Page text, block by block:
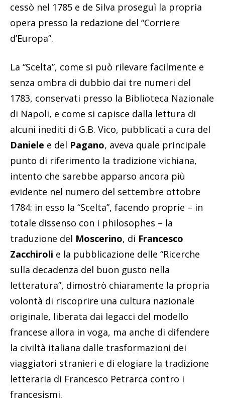
cessò nel 1785 e de Silva proseguì la propria
opera presso la redazione del “Corriere
d’Europa”.
La “Scelta”, come si può rilevare facilmente e
senza ombra di dubbio dai tre numeri del
1783, conservati presso la Biblioteca Nazionale
di Napoli, e come si capisce dalla lettura di
alcuni inediti di G.B. Vico, pubblicati a cura del
Daniele e del Pagano, aveva quale principale
punto di riferimento la tradizione vichiana,
intento che sarebbe apparso ancora più
evidente nel numero del settembre ottobre
1784: in esso la “Scelta”, facendo proprie – in
totale dissenso con i philosophes – la
traduzione del Moscerino, di Francesco
Zacchiroli e la pubblicazione delle “Ricerche
sulla decadenza del buon gusto nella
letteratura”, dimostrò chiaramente la propria
volontà di riscoprire una cultura nazionale
originale, liberata dai legacci del modello
francese allora in voga, ma anche di difendere
la civiltà italiana dalle trasformazioni dei
viaggiatori stranieri e di elogiare la tradizione
letteraria di Francesco Petrarca contro i
francesismi.